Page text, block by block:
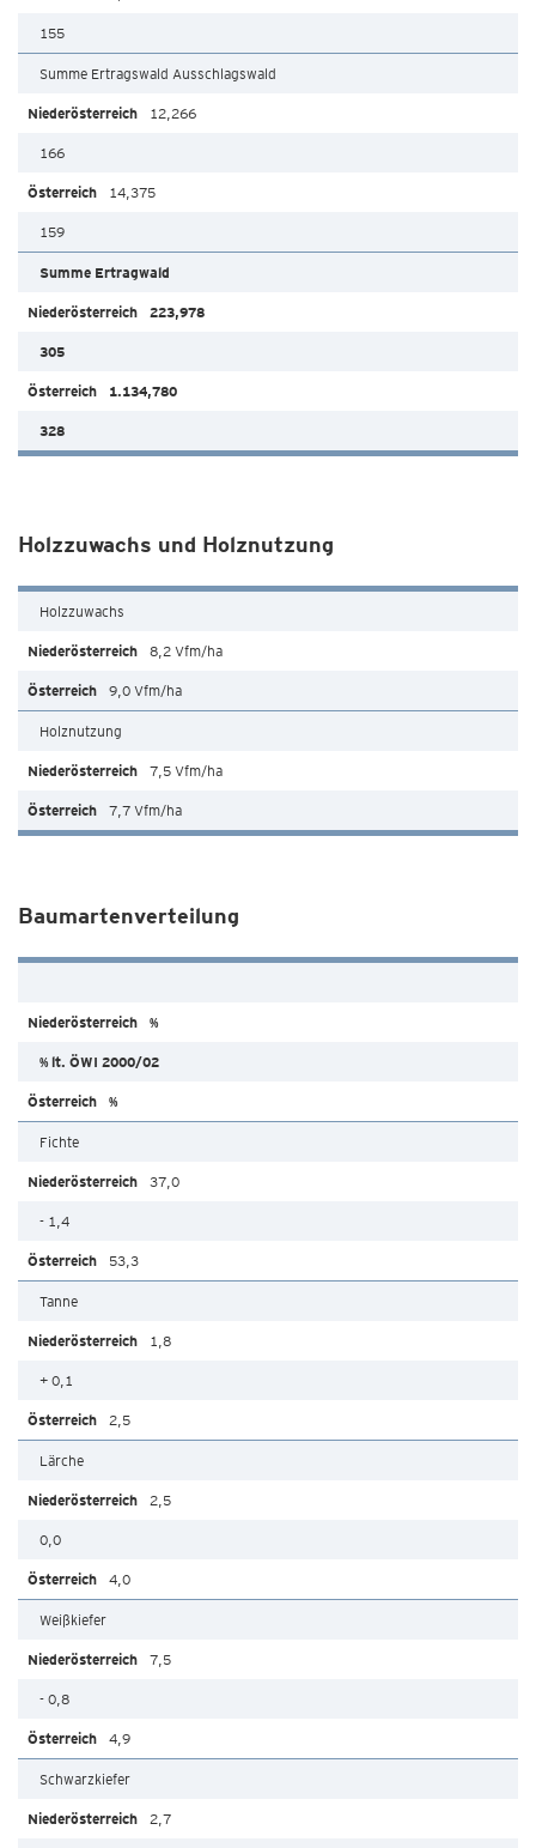
155
Summe Ertragswald Ausschlagswald
12,266
166
14,375
159
Summe Ertragwald
223,978
305
1.134,780
328
Holzzuwachs und Holznutzung
Holzzuwachs
8,2 Vfm/ha
9,0 Vfm/ha
Holznutzung
7,5 Vfm/ha
7,7 Vfm/ha
Baumartenverteilung
%
% lt. ÖWI 2000/02
%
Fichte
37,0
- 1,4
53,3
Tanne
1,8
+ 0,1
2,5
Lärche
2,5
0,0
4,0
Weißkiefer
7,5
- 0,8
4,9
Schwarzkiefer
2,7